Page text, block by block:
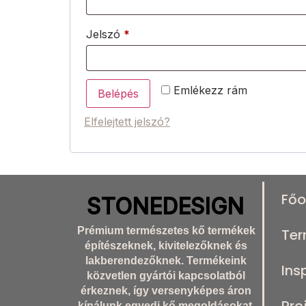
Jelszó *
Emlékezz rám
Belépés
Elfelejtett jelszó?
STONEDESIGN
Prémium természetes kő termékek
építészeknek, kivitelezőknek és
lakberendezőknek. Termékeink
közvetlen gyártói kapcsolatból
érkeznek, így versenyképes áron